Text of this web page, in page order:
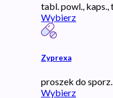
tabl. powl., kaps.,
Wybierz
Zyprexa
proszek do
Wybierz